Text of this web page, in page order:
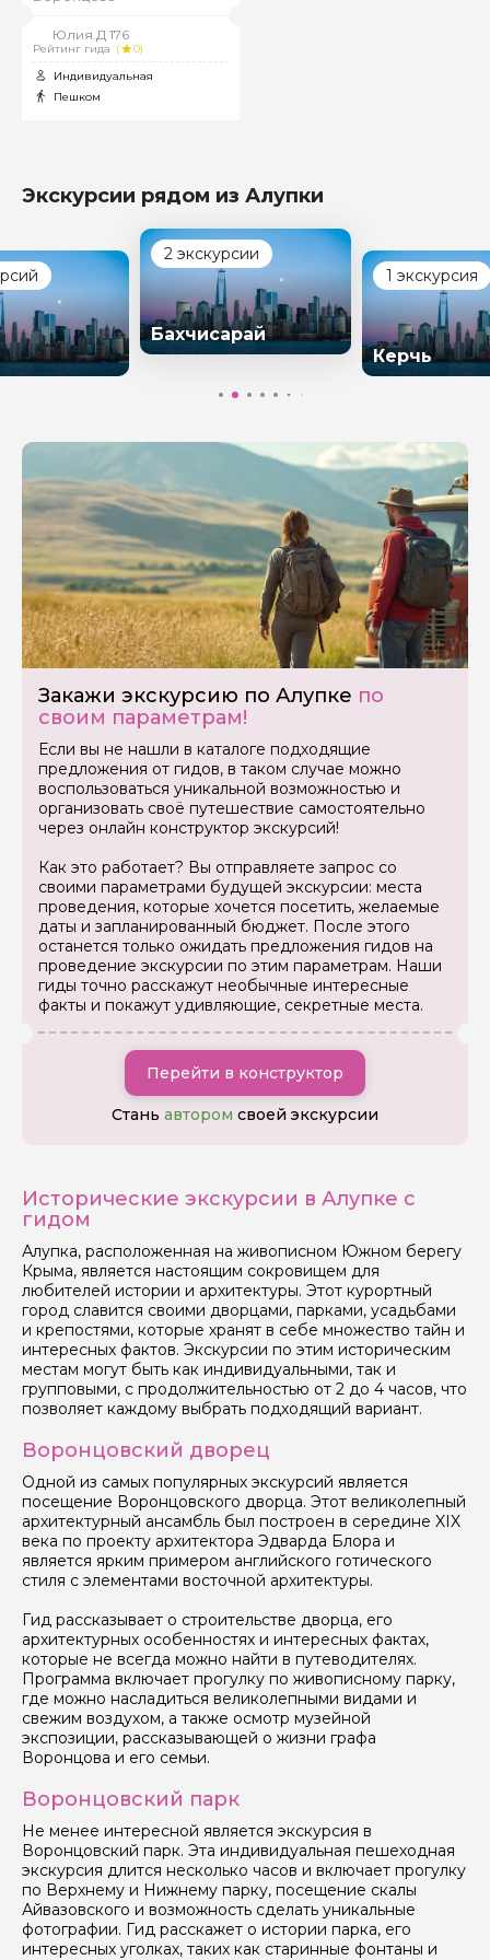
Юлия.Д 176
Рейтинг гида (
0)
Индивидуальная
Пешком
Экскурсии рядом из Алупки
2 экскурсии
Бахчисарай
1 экскурсия
Керчь
Закажи экскурсию по Алупке по
своим параметрам!
Если вы не нашли в каталоге подходящие
предложения от гидов, в таком случае можно
воспользоваться уникальной возможностью и
организовать своё путешествие самостоятельно
через онлайн конструктор экскурсий!
Как это работает? Вы отправляете запрос со
своими параметрами будущей экскурсии: места
проведения, которые хочется посетить, желаемые
даты и запланированный бюджет. После этого
останется только ожидать предложения гидов на
проведение экскурсии по этим параметрам. Наши
гиды точно расскажут необычные интересные
факты и покажут удивляющие, секретные места.
Перейти в конструктор
Стань автором своей экскурсии
Исторические экскурсии в Алупке с
гидом
Алупка, расположенная на живописном Южном берегу
Крыма, является настоящим сокровищем для
любителей истории и архитектуры. Этот курортный
город славится своими дворцами, парками, усадьбами
и крепостями, которые хранят в себе множество тайн и
интересных фактов. Экскурсии по этим историческим
местам могут быть как индивидуальными, так и
групповыми, с продолжительностью от 2 до 4 часов, что
позволяет каждому выбрать подходящий вариант.
Воронцовский дворец
Одной из самых популярных экскурсий является
посещение Воронцовского дворца. Этот великолепный
архитектурный ансамбль был построен в середине XIX
века по проекту архитектора Эдварда Блора и
является ярким примером английского готического
стиля с элементами восточной архитектуры.
Гид рассказывает о строительстве дворца, его
архитектурных особенностях и интересных фактах,
которые не всегда можно найти в путеводителях.
Программа включает прогулку по живописному парку,
где можно насладиться великолепными видами и
свежим воздухом, а также осмотр музейной
экспозиции, рассказывающей о жизни графа
Воронцова и его семьи.
Воронцовский парк
Не менее интересной является экскурсия в
Воронцовский парк. Эта индивидуальная пешеходная
экскурсия длится несколько часов и включает прогулку
по Верхнему и Нижнему парку, посещение скалы
Айвазовского и возможность сделать уникальные
фотографии. Гид расскажет о истории парка, его
интересных уголках, таких как старинные фонтаны и
Задайте свой вопрос гиду
Как вас зовут
Ваша электронная почта
Ваш номер телефона
Вопросы и комментарии
Если у вас есть интересующие вопросы, можете их
задать
Я даю своё согласие на обработку персональных
данных
Отправить